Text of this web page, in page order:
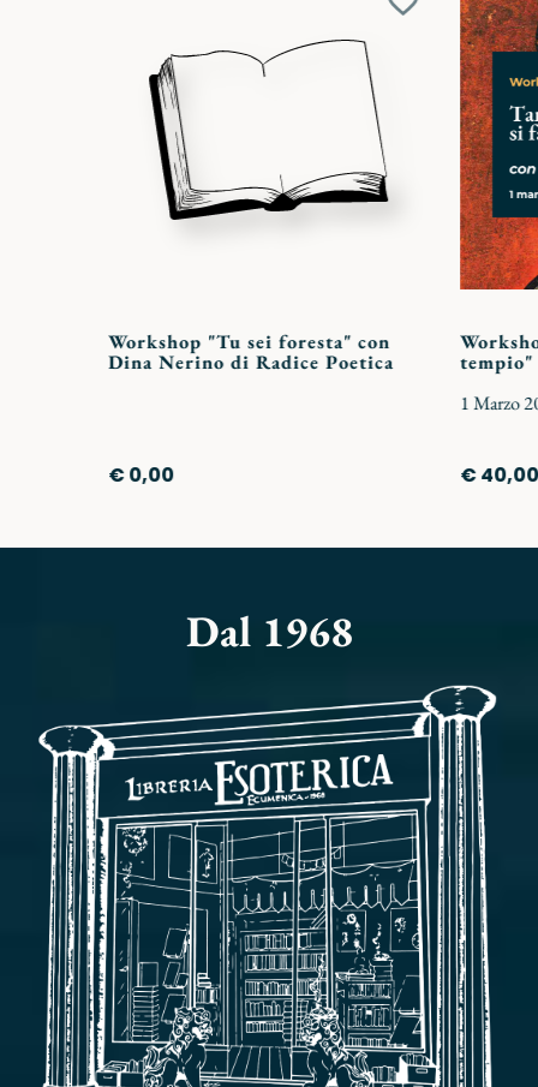
Aggiungi
preferiti
Workshop "Tu sei foresta" con
Dina Nerino di Radice Poetica
€ 0,00
tempio"
1 Marzo
€ 40,00
Dal 1968